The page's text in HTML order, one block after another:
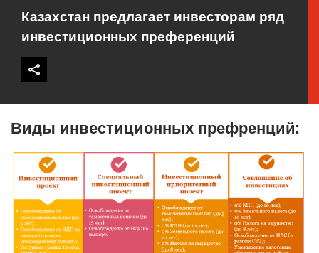
Казахстан предлагает инвесторам ряд
инвестиционных преференций
Виды инвестиционных префренций: